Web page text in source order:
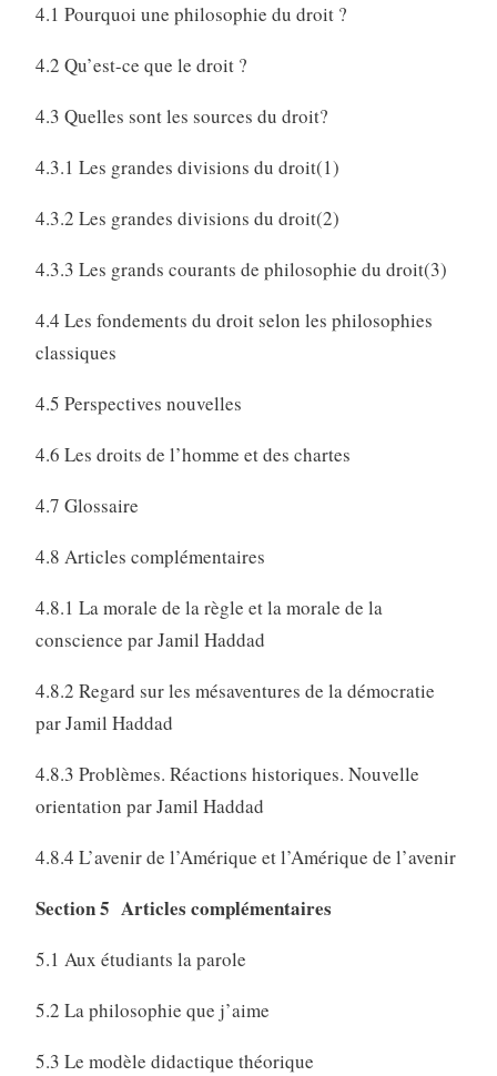
4.1 Pourquoi une philosophie du droit ?
4.2 Qu’est-ce que le droit ?
4.3 Quelles sont les sources du droit?
4.3.1 Les grandes divisions du droit(1)
4.3.2 Les grandes divisions du droit(2)
4.3.3 Les grands courants de philosophie du droit(3)
4.4 Les fondements du droit selon les philosophies
classiques
4.5 Perspectives nouvelles
4.6 Les droits de l’homme et des chartes
4.7 Glossaire
4.8 Articles complémentaires
4.8.1 La morale de la règle et la morale de la
conscience par Jamil Haddad
4.8.2 Regard sur les mésaventures de la démocratie
par Jamil Haddad
4.8.3 Problèmes. Réactions historiques. Nouvelle
orientation par Jamil Haddad
4.8.4 L’avenir de l’Amérique et l’Amérique de l’avenir
Section 5 Articles complémentaires
5.1 Aux étudiants la parole
5.2 La philosophie que j’aime
5.3 Le modèle didactique théorique